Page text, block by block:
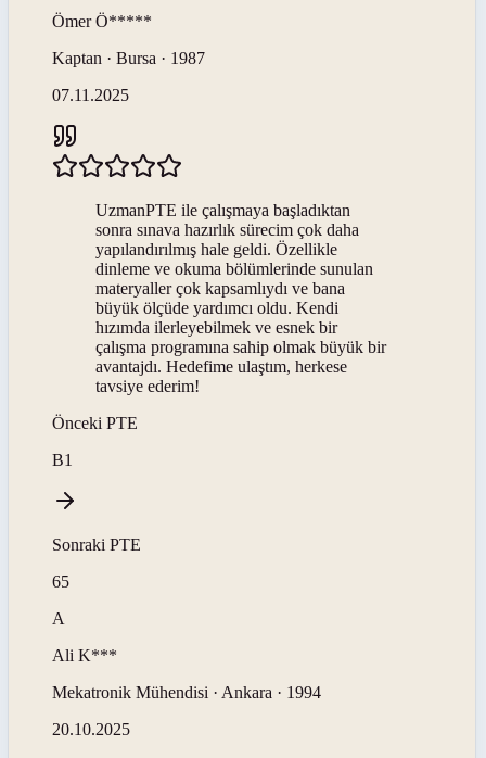
Ömer Ö*****
Kaptan · Bursa · 1987
07.11.2025
UzmanPTE ile çalışmaya başladıktan
sonra sınava hazırlık sürecim çok daha
yapılandırılmış hale geldi. Özellikle
dinleme ve okuma bölümlerinde sunulan
materyaller çok kapsamlıydı ve bana
büyük ölçüde yardımcı oldu. Kendi
hızımda ilerleyebilmek ve esnek bir
çalışma programına sahip olmak büyük bir
avantajdı. Hedefime ulaştım, herkese
tavsiye ederim!
Önceki PTE
B1
Sonraki PTE
65
A
Ali K***
Mekatronik Mühendisi · Ankara · 1994
20.10.2025